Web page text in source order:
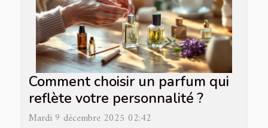
Comment choisir un parfum qui
reflète votre personnalité ?
Mardi 9 décembre 2025 02:42